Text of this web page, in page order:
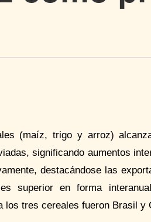
(maíz, trigo y arroz)
significando aumentos
destacándose las
superior en forma
los tres cereales fueron Brasil y